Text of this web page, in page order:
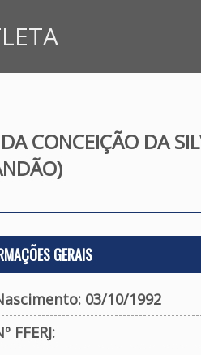
CONCEIÇÃO DA
GERAIS
03/10/1992
FFERJ: